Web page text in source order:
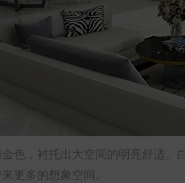
色，衬托出大空间的明亮舒适。
更多的想象空间。